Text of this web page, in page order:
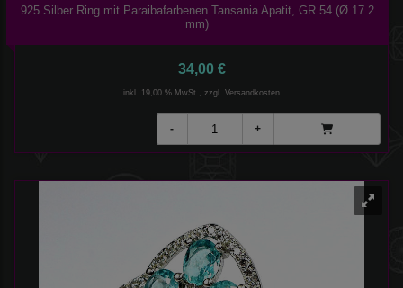
925 Silber Ring mit Paraibafarbenen Tansania Apatit, GR 54 (Ø 17.2
mm)
34,00 €
inkl. 19,00 % MwSt., zzgl. Versandkosten